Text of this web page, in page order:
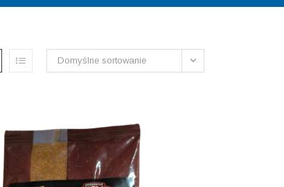
Domyślne sortowanie